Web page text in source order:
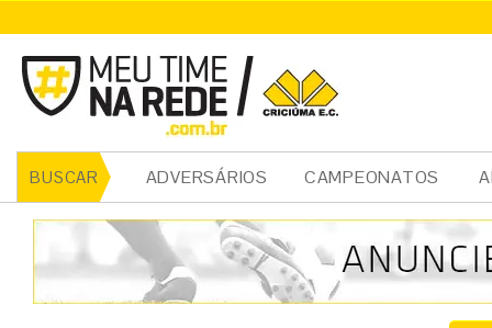
BUSCAR ADVERSÁRIOS CAMPEONATOS